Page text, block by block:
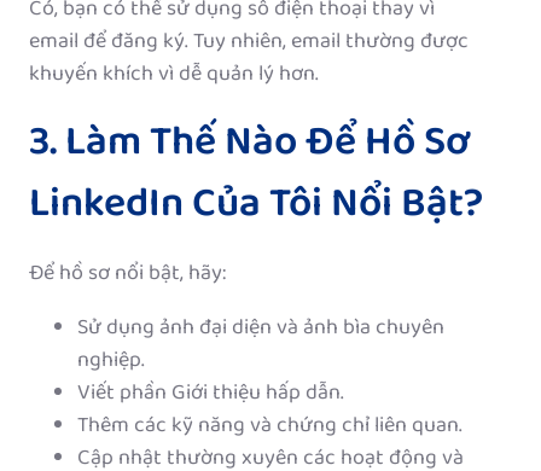
Có, bạn có thể sử dụng số điện thoại thay vì
email để đăng ký. Tuy nhiên, email thường được
khuyến khích vì dễ quản lý hơn.
3. Làm Thế Nào Để Hồ Sơ
LinkedIn Của Tôi Nổi Bật?
Để hồ sơ nổi bật, hãy:
Sử dụng ảnh đại diện và ảnh bìa chuyên
nghiệp.
Viết phần Giới thiệu hấp dẫn.
Thêm các kỹ năng và chứng chỉ liên quan.
Cập nhật thường xuyên các hoạt động và